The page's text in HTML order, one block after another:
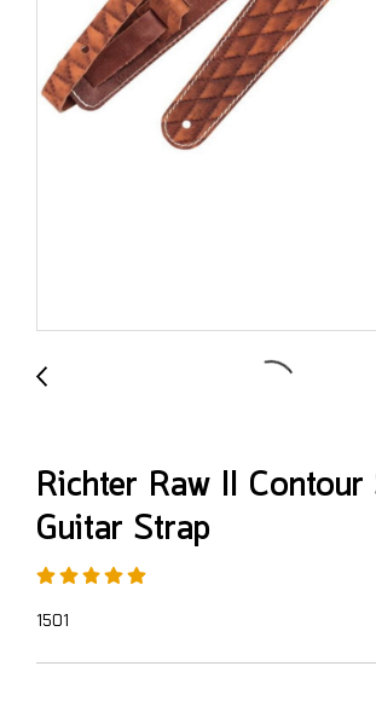
Richter Raw II Contour
Guitar Strap
1501